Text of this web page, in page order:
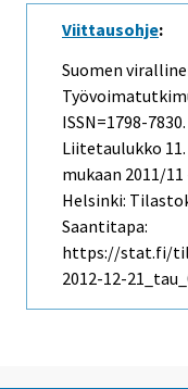
Viittausohje:
Suomen
ISSN=1798-7830.
Liitetaulukko
mukaan 2011/
Helsinki:
Saantitapa:
https://stat.fi/
2012-12-